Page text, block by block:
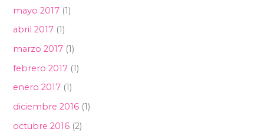
mayo 2017 (1)
abril 2017 (1)
marzo 2017 (1)
febrero 2017 (1)
enero 2017 (1)
diciembre 2016 (1)
octubre 2016 (2)